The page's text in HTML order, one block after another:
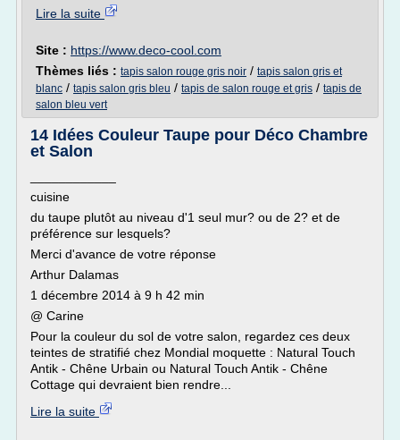
Lire la suite
Site : https://www.deco-cool.com
Thèmes liés : tapis salon rouge gris noir / tapis salon gris et
blanc / tapis salon gris bleu / tapis de salon rouge et gris / tapis de
salon bleu vert
14 Idées Couleur Taupe pour Déco Chambre
et Salon
cuisine
du taupe plutôt au niveau d'1 seul mur? ou de 2? et de
préférence sur lesquels?
Merci d'avance de votre réponse
Arthur Dalamas
1 décembre 2014 à 9 h 42 min
@ Carine
Pour la couleur du sol de votre salon, regardez ces deux
teintes de stratifié chez Mondial moquette : Natural Touch
Antik - Chêne Urbain ou Natural Touch Antik - Chêne
Cottage qui devraient bien rendre...
Lire la suite